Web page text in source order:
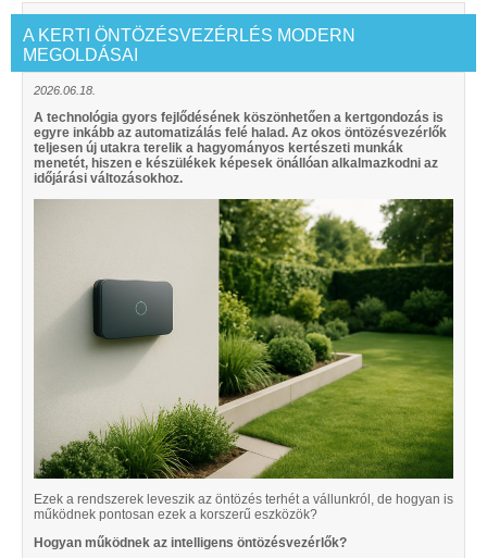
A KERTI ÖNTÖZÉSVEZÉRLÉS MODERN
MEGOLDÁSAI
2026.06.18.
A technológia gyors fejlődésének köszönhetően a kertgondozás is
egyre inkább az automatizálás felé halad. Az okos öntözésvezérlők
teljesen új utakra terelik a hagyományos kertészeti munkák
menetét, hiszen e készülékek képesek önállóan alkalmazkodni az
időjárási változásokhoz.
Ezek a rendszerek leveszik az öntözés terhét a vállunkról, de hogyan is
működnek pontosan ezek a korszerű eszközök?
Hogyan működnek az intelligens öntözésvezérlők?